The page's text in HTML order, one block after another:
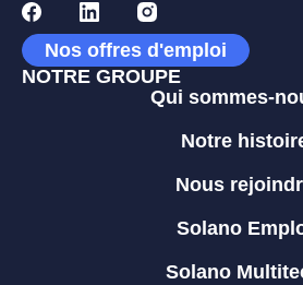
Nos offres d'emploi
NOTRE GROUPE
Qui sommes-
Notre
Nous
Solano
Solano